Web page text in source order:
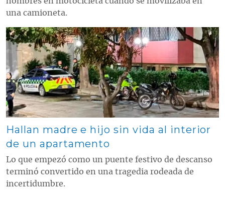
una camioneta.
Contenido multimedia principal
Hallan madre e hijo sin vida al interior
de un apartamento
Lo que empezó como un puente festivo de descanso
terminó convertido en una tragedia rodeada de
incertidumbre.